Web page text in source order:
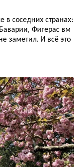
в соседних странах:
Фигерас вм
заметил. И всё это